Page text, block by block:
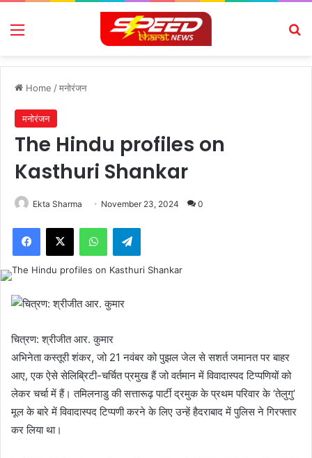
Menu
Home /मनोरंजन
मनोरंजन
The Hindu profiles on
Kasthuri Shankar
Ekta Sharma November 23, 2024 0
Facebook
X WhatsAppTelegram
चित्रण: श्रीजीत आर. कुमार
अभिनेता कस्तूरी शंकर, जो 21 नवंबर को पुझल जेल से सशर्त जमानत पर बाहर
आए, एक ऐसे सेलिब्रिटी-चर्चित प्रमुख हैं जो वर्तमान में विवादास्पद टिप्पणियों को
लेकर चर्चा में हैं। तमिलनाडु की सत्तारूढ़ पार्टी द्रमुक के प्रथम परिवार के ‘तेलुगु’
मूल के बारे में विवादास्पद टिप्पणी करने के लिए उन्हें हैदराबाद में पुलिस ने गिरफ्तार
कर लिया था।